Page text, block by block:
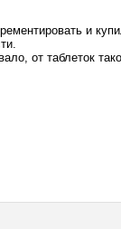
и
от таблеток